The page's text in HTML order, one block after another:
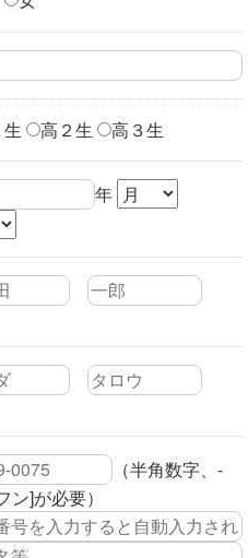
生 高２生 高３生
年
（半角数字、-
ン]が必要）